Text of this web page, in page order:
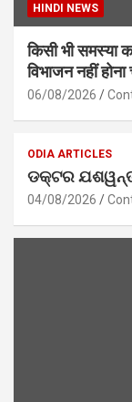
HINDI NEWS
किसी भी समस्या
विभाजन नहीं
06/08/2026
ODIA ARTICLES
ଡକ୍ଟର
04/08/2026